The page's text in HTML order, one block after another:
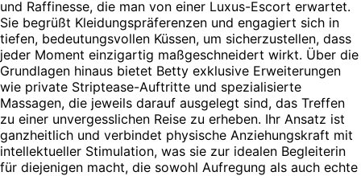
und Raffinesse, die man von einer Luxus-Escort erwartet.
Sie begrüßt Kleidungspräferenzen und engagiert sich in
tiefen, bedeutungsvollen Küssen, um sicherzustellen, dass
jeder Moment einzigartig maßgeschneidert wirkt. Über die
Grundlagen hinaus bietet Betty exklusive Erweiterungen
wie private Striptease-Auftritte und spezialisierte
Massagen, die jeweils darauf ausgelegt sind, das Treffen
zu einer unvergesslichen Reise zu erheben. Ihr Ansatz ist
ganzheitlich und verbindet physische Anziehungskraft mit
intellektueller Stimulation, was sie zur idealen Begleiterin
für diejenigen macht, die sowohl Aufregung als auch echte